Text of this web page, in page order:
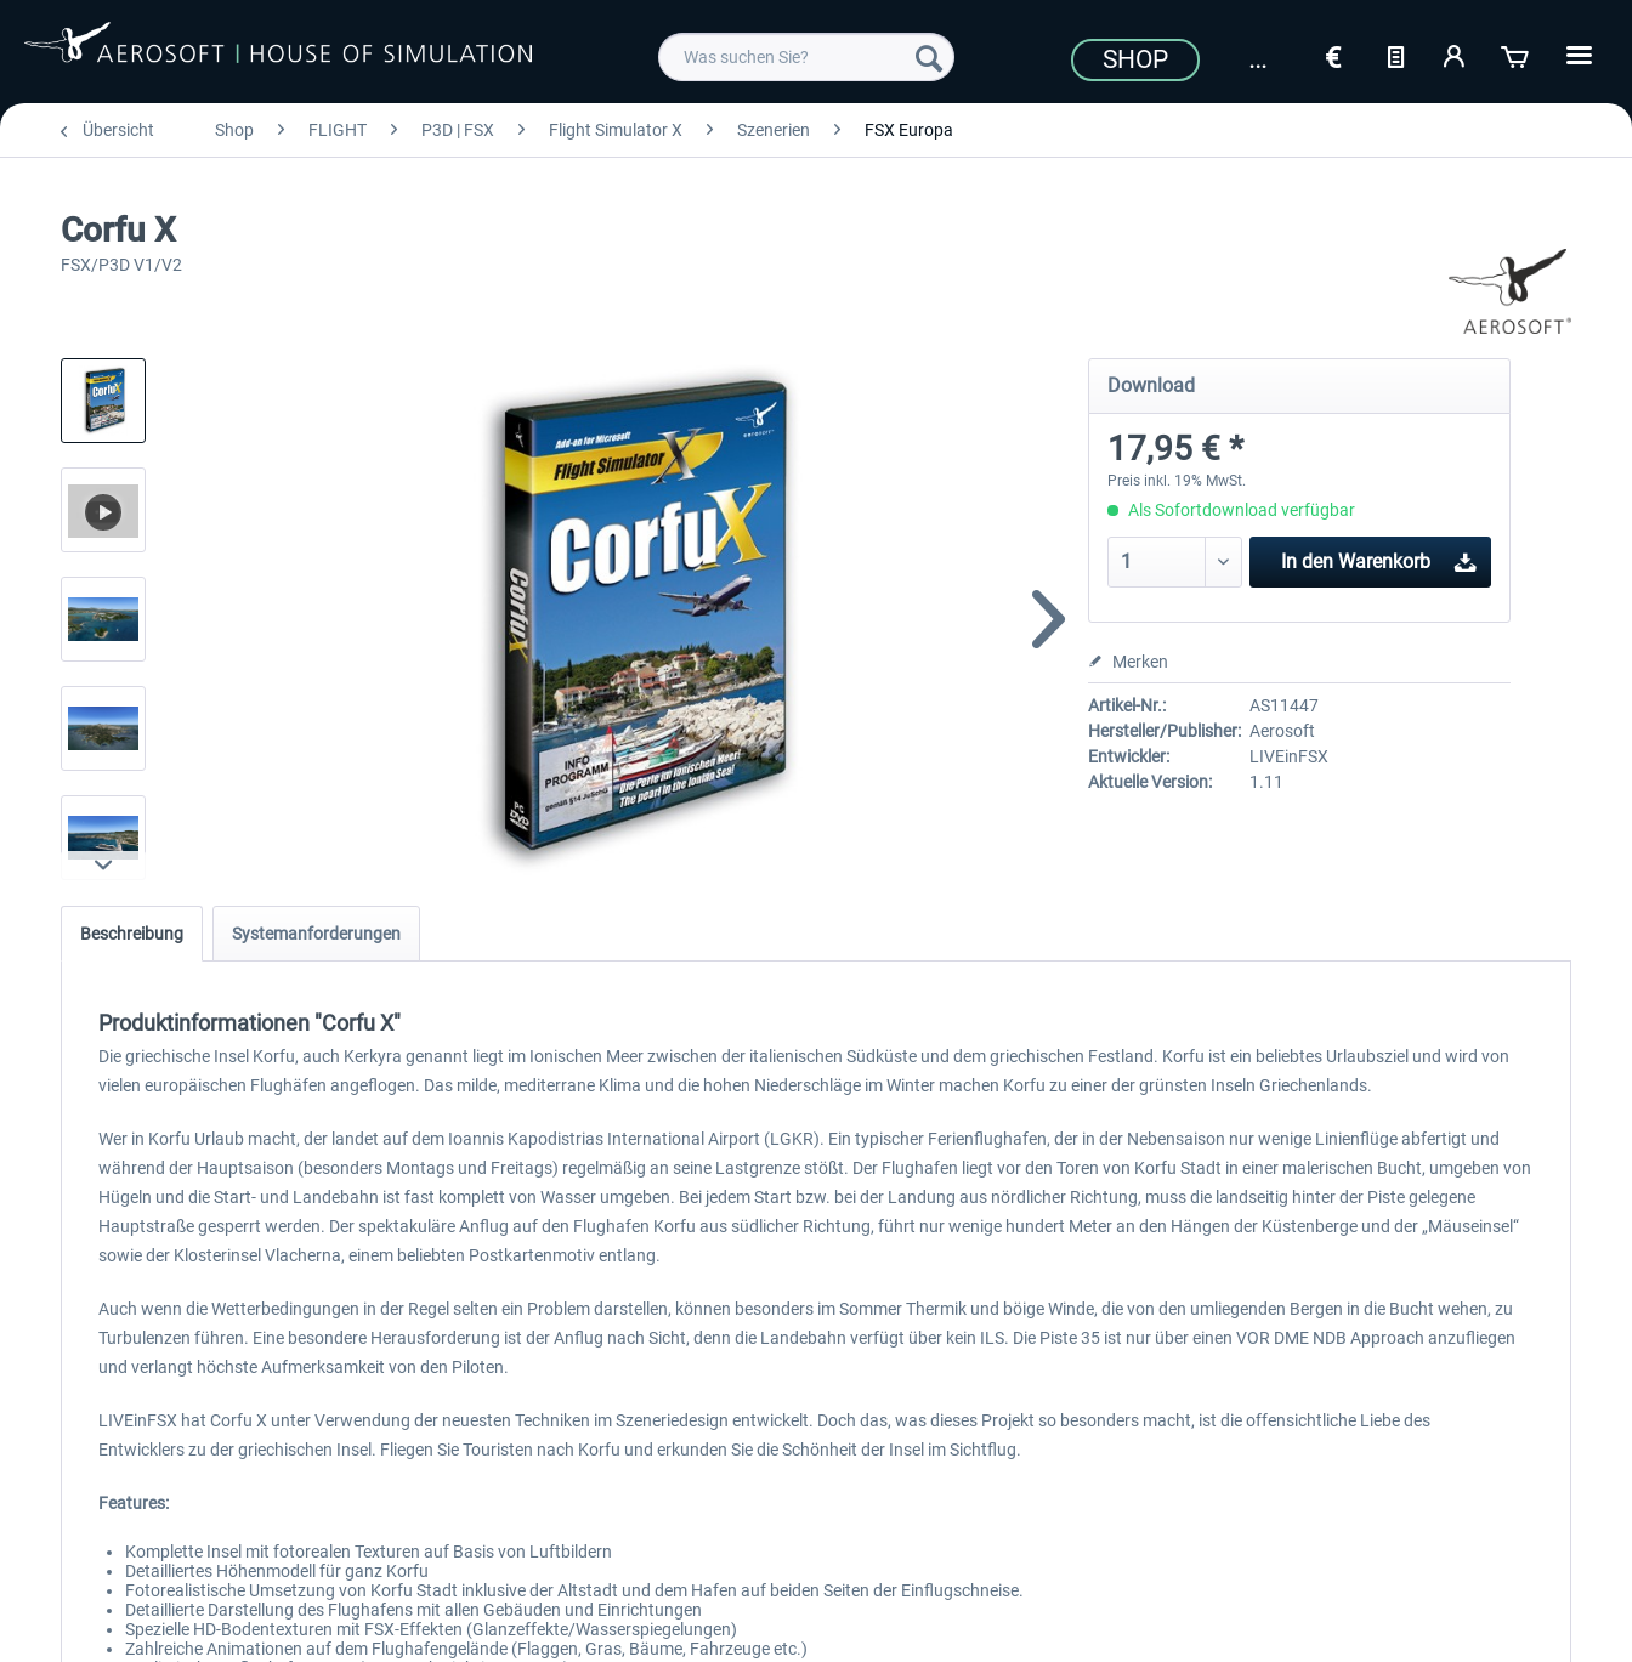
SHOP
Übersicht Shop FLIGHT P3D | FSX Flight Simulator X Szenerien FSX Europa
Corfu X
FSX/P3D V1/V2
Download
17,95 € *
Preis inkl. 19% MwSt.
Als Sofortdownload verfügbar
In den Warenkorb
Merken
Artikel-Nr.:
AS11447
Hersteller/Publisher: Aerosoft
Entwickler:
LIVEinFSX
Aktuelle Version:
1.11
Beschreibung Systemanforderungen
Produktinformationen "Corfu X"
Die griechische Insel Korfu, auch Kerkyra genannt liegt im Ionischen Meer zwischen der italienischen Südküste und dem griechischen Festland. Korfu ist ein beliebtes Urlaubsziel und wird von
vielen europäischen Flughäfen angeflogen. Das milde, mediterrane Klima und die hohen Niederschläge im Winter machen Korfu zu einer der grünsten Inseln Griechenlands.
Wer in Korfu Urlaub macht, der landet auf dem Ioannis Kapodistrias International Airport (LGKR). Ein typischer Ferienflughafen, der in der Nebensaison nur wenige Linienflüge abfertigt und
während der Hauptsaison (besonders Montags und Freitags) regelmäßig an seine Lastgrenze stößt. Der Flughafen liegt vor den Toren von Korfu Stadt in einer malerischen Bucht, umgeben von
Hügeln und die Start- und Landebahn ist fast komplett von Wasser umgeben. Bei jedem Start bzw. bei der Landung aus nördlicher Richtung, muss die landseitig hinter der Piste gelegene
Hauptstraße gesperrt werden. Der spektakuläre Anflug auf den Flughafen Korfu aus südlicher Richtung, führt nur wenige hundert Meter an den Hängen der Küstenberge und der „Mäuseinsel“
sowie der Klosterinsel Vlacherna, einem beliebten Postkartenmotiv entlang.
Auch wenn die Wetterbedingungen in der Regel selten ein Problem darstellen, können besonders im Sommer Thermik und böige Winde, die von den umliegenden Bergen in die Bucht wehen, zu
Turbulenzen führen. Eine besondere Herausforderung ist der Anflug nach Sicht, denn die Landebahn verfügt über kein ILS. Die Piste 35 ist nur über einen VOR DME NDB Approach anzufliegen
und verlangt höchste Aufmerksamkeit von den Piloten.
LIVEinFSX hat Corfu X unter Verwendung der neuesten Techniken im Szeneriedesign entwickelt. Doch das, was dieses Projekt so besonders macht, ist die offensichtliche Liebe des
Entwicklers zu der griechischen Insel. Fliegen Sie Touristen nach Korfu und erkunden Sie die Schönheit der Insel im Sichtflug.
Features:
Komplette Insel mit fotorealen Texturen auf Basis von Luftbildern
Detailliertes Höhenmodell für ganz Korfu
Fotorealistische Umsetzung von Korfu Stadt inklusive der Altstadt und dem Hafen auf beiden Seiten der Einflugschneise.
Detaillierte Darstellung des Flughafens mit allen Gebäuden und Einrichtungen
Spezielle HD-Bodentexturen mit FSX-Effekten (Glanzeffekte/Wasserspiegelungen)
Zahlreiche Animationen auf dem Flughafengelände (Flaggen, Gras, Bäume, Fahrzeuge etc.)